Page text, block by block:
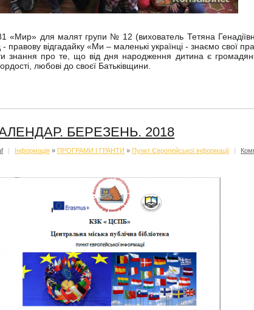
для малят групи № 12 (вихователь Тетяна
- правову відгадайку «Ми – маленькі українці - знаємо свої
знання про те, що від дня народження дитина є
любові до своєї Батьківщини.
БЕРЕЗЕНЬ. 2018
| Iнформацiя » ПРОГРАМИ І ГРАНТИ » Пункт Європейської інформації |